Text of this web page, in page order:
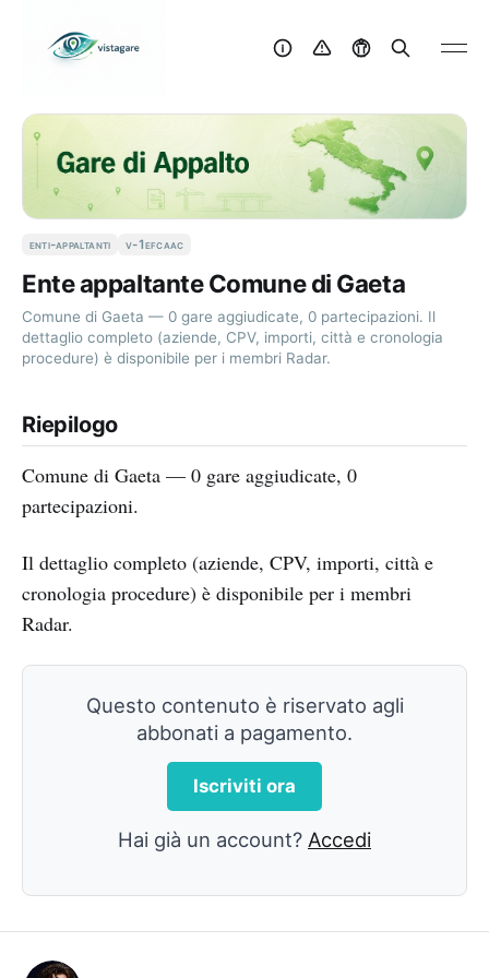
enti-appaltanti v-1efcaac
Ente appaltante Comune di Gaeta
Comune di Gaeta — 0 gare aggiudicate, 0 partecipazioni. Il
dettaglio completo (aziende, CPV, importi, città e cronologia
procedure) è disponibile per i membri Radar.
Riepilogo
Comune di Gaeta — 0 gare aggiudicate, 0
partecipazioni.
Il dettaglio completo (aziende, CPV, importi, città e
cronologia procedure) è disponibile per i membri
Radar.
Questo contenuto è riservato agli
abbonati a pagamento.
Iscriviti ora
Hai già un account? Accedi